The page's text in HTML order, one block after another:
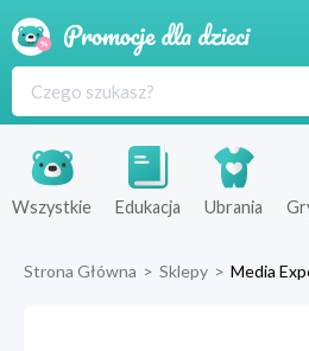
Produkty
Sklepy
Wszystkie Edukacja Ubrania
Strona Główna > Sklepy > Media